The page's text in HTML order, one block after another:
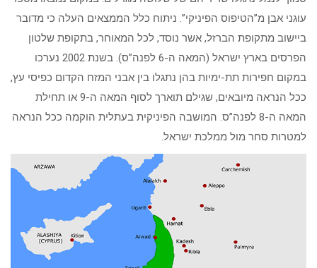
עוגני אבן מ”הטיפוס הפיניקי”. ניתוח כלל הממצאים העלה כי מדובר
ביישוב מתקופת הברזל, אשר נוסד, לכל המאוחר, בתקופת שלטון
הפרסים בארץ ישראל (המאה ה-6 לפנה”ס). בשנת 2002 נערכו
במקום חפירות תת-ימיות בהן נתגלו בין אבני המזח הקדום כפיסי עץ,
ככל הנראה מיובאים, שגילם תוארך לסוף המאה ה-9 או תחילת
המאה ה-8 לפנה”ס. המושבה הפיניקית בעתלית הוקמה ככל הנראה
למטרות סחר מול ממלכת ישראל.